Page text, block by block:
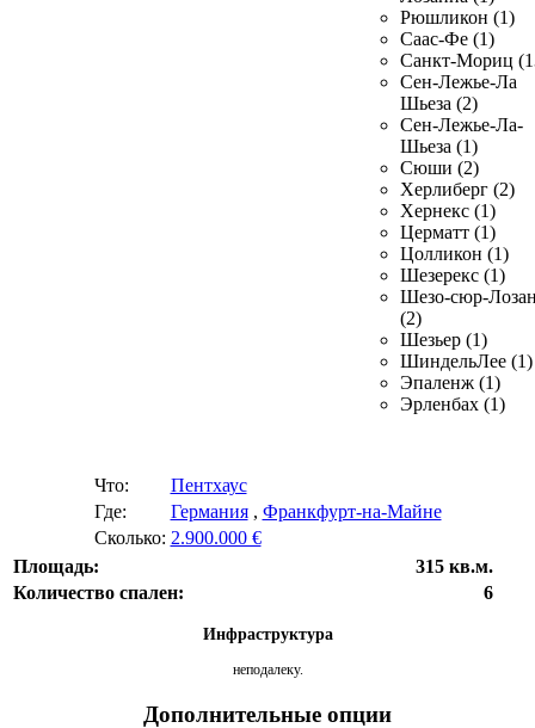
Рюшликон (1)
Саас-Фе (1)
Санкт-Мориц
Сен-Лежье-Ла
Шьеза (2)
Сен-Лежье-Ла-
Шьеза (1)
Сюши (2)
Херлиберг (2)
Хернекс (1)
Церматт (1)
Цолликон (1)
Шезерекс (1)
Шезо-сюр-
(2)
Шезьер (1)
ШиндельЛее (1)
Эпаленж (1)
Эрленбах (1)
Что:
Пентхаус
Где:
Германия, Франкфурт-на-Майне
Сколько: 2.900.000 €
Площадь:
315 кв.м.
Количество спален:
6
Инфраструктура
неподалеку.
Дополнительные опции